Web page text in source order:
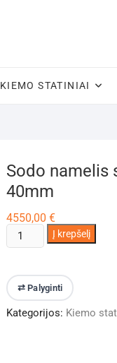
KIEMO STATINIAI
Sodo namelis
40mm
4550,00 €
produkto
kiekis:
namelis
su
pastoge
Į krepšelį
⇄ Palyginti
Kategorijos: Kiemo